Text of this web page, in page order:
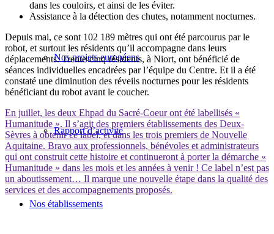
Nos projets européens
Rapport d’activité
Nos établissements
dans les couloirs, et ainsi de les éviter.
Assistance à la détection des chutes, notamment nocturnes.
Depuis mai, ce sont 102 189 mètres qui ont été parcourus par le
robot, et surtout les résidents qu’il accompagne dans leurs
déplacements. Trente-cinq résidents, à Niort, ont bénéficié de
séances individuelles encadrées par l’équipe du Centre. Et il a été
constaté une diminution des réveils nocturnes pour les résidents
bénéficiant du robot avant le coucher.
En juillet, les deux Ehpad du Sacré-Coeur ont été labellisés «
Humanitude ». Il s’agit des premiers établissements des Deux-
Sèvres à obtenir ce label, et dans les trois premiers de Nouvelle
Aquitaine. Bravo aux professionnels, bénévoles et administrateurs
qui ont construit cette histoire et continueront à porter la démarche «
Humanitude » dans les mois et les années à venir ! Ce label n’est pas
un aboutissement… Il marque une nouvelle étape dans la qualité des
services et des accompagnements proposés.